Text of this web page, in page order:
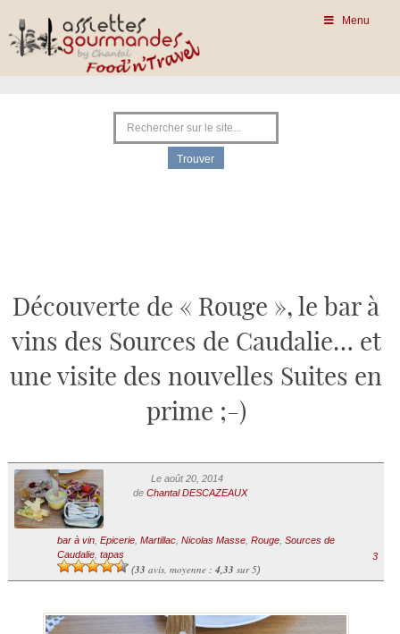
Menu
Découverte de « Rouge », le bar à
vins des Sources de Caudalie… et
une visite des nouvelles Suites en
prime ;-)
Le août 20, 2014
de Chantal DESCAZEAUX
bar à vin, Epicerie, Martillac, Nicolas Masse, Rouge, Sources de
Caudalie, tapas
(33 avis, moyenne : 4,33 sur 5)
3